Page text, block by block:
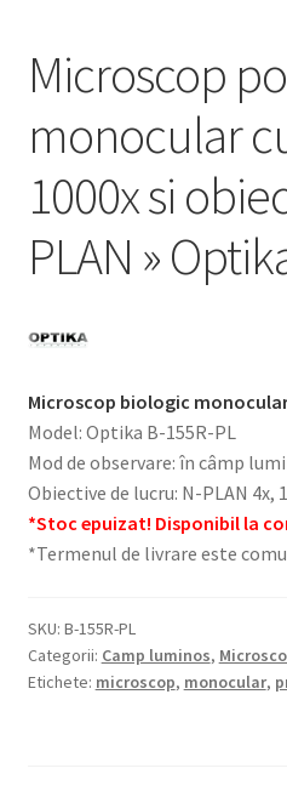
Microscop
monocular
1000x si
PLAN »
Microscop biologic
Model: Optika B-155R-PL
Mod de observare: în câmp
Obiective de lucru: N-PLAN 4x,
*Stoc epuizat! Disponibil la
*Termenul de livrare este
SKU: B-155R-PL
Categorii: Camp luminos,
Etichete: microscop, monocular,